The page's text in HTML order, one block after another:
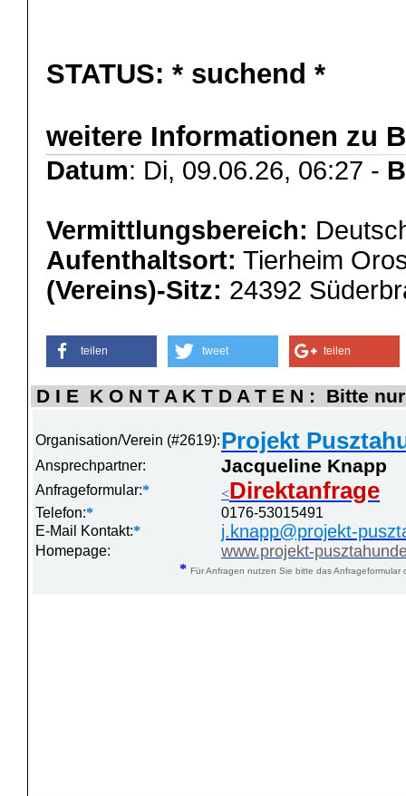
STATUS: * suchend *
weitere Informationen zu
Datum: Di, 09.06.26, 06:27 -
Vermittlungsbereich:
Aufenthaltsort: Tierheim
(Vereins)-Sitz: 24392
teilen tweet teilen
D I E K O N T A K T D A T E N : Bitte
Organisation/Verein (#2619):Projekt
Ansprechpartner: Jacqueline Knapp
Anfrageformular:* <Direktanfrage
Telefon:*
0176-53015491
E-Mail Kontakt:* j.knapp@projekt-
Homepage: www.projekt-
* Für Anfragen nutzen Sie bitte das